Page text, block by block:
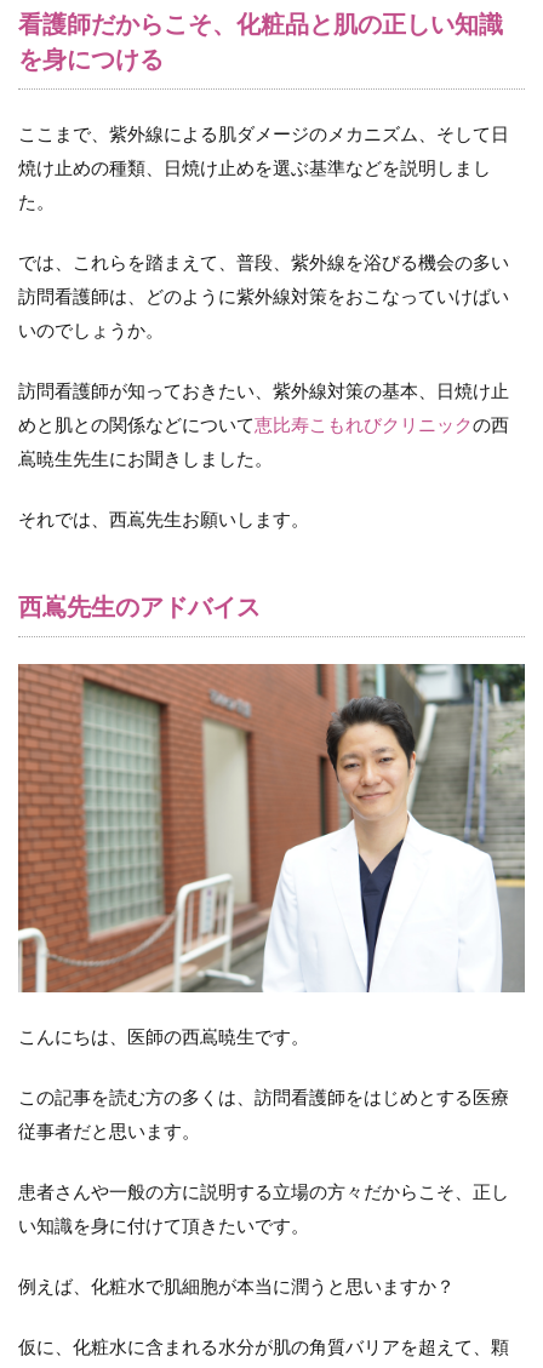
看護師だからこそ、化粧品と肌の正しい知識
を身につける
ここまで、紫外線による肌ダメージのメカニズム、そして日
焼け止めの種類、日焼け止めを選ぶ基準などを説明しまし
た。
では、これらを踏まえて、普段、紫外線を浴びる機会の多い
訪問看護師は、どのように紫外線対策をおこなっていけばい
いのでしょうか。
訪問看護師が知っておきたい、紫外線対策の基本、日焼け止
めと肌との関係などについて恵比寿こもれびクリニックの西
嶌暁生先生にお聞きしました。
それでは、西嶌先生お願いします。
西嶌先生のアドバイス
こんにちは、医師の西嶌暁生です。
この記事を読む方の多くは、訪問看護師をはじめとする医療
従事者だと思います。
患者さんや一般の方に説明する立場の方々だからこそ、正し
い知識を身に付けて頂きたいです。
例えば、化粧水で肌細胞が本当に潤うと思いますか？
仮に、化粧水に含まれる水分が肌の角質バリアを超えて、顆